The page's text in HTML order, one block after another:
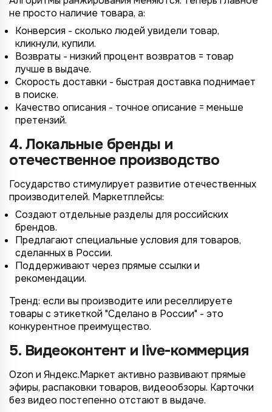
не просто наличие товара, а:
Конверсия - сколько людей увидели товар,
кликнули, купили.
Возвраты - низкий процент возвратов = товар
лучше в выдаче.
Скорость доставки - быстрая доставка поднимает
в поиске.
Качество описания - точное описание = меньше
претензий.
4. Локальные бренды и
отечественное производство
Государство стимулирует развитие отечественных
производителей. Маркетплейсы:
Создают отдельные разделы для российских
брендов.
Предлагают специальные условия для товаров,
сделанных в России.
Поддерживают через прямые ссылки и
рекомендации.
Тренд: если вы производите или реселлируете
товары с этикеткой "Сделано в России" - это
конкурентное преимущество.
5. Видеоконтент и live-коммерция
Ozon и Яндекс.Маркет активно развивают прямые
эфиры, распаковки товаров, видеообзоры. Карточки
без видео постепенно отстают в выдаче.
Согласие на обработку ПД
Правила обработки персональных данных
Отправить заявку
https://your-company.totalcrm.ru
Назад
Wildberries
Ozon
YandexMarket
Другие
Назад
Не указывать
1 организация
до 3 огранизаций
до 5 организаций
Назад
Не указывать
до 1 млн.
от 1 до 5 млн.
от 5 до 10 млн.
Назад Передать анкету